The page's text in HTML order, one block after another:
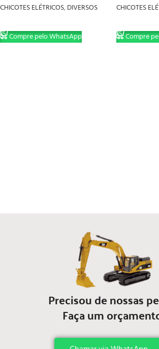
CHICOTES ELÉTRICOS,DIVERSOS
Compre pelo WhatsApp
CHICOTES
Compre
Precisou de nossas
Faça um